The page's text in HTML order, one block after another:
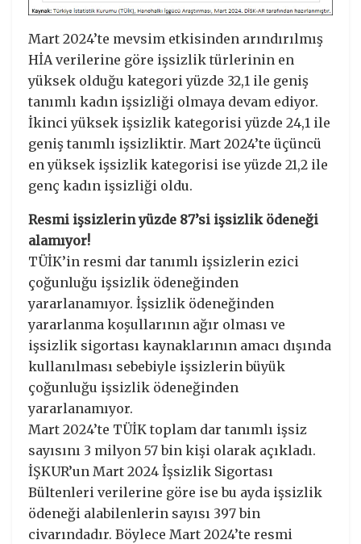
Mart 2024’te mevsim etkisinden arındırılmış
HİA verilerine göre işsizlik türlerinin en
yüksek olduğu kategori yüzde 32,1 ile geniş
tanımlı kadın işsizliği olmaya devam ediyor.
İkinci yüksek işsizlik kategorisi yüzde 24,1 ile
geniş tanımlı işsizliktir. Mart 2024’te üçüncü
en yüksek işsizlik kategorisi ise yüzde 21,2 ile
genç kadın işsizliği oldu.
Resmi işsizlerin yüzde 87’si işsizlik ödeneği
alamıyor!
TÜİK’in resmi dar tanımlı işsizlerin ezici
çoğunluğu işsizlik ödeneğinden
yararlanamıyor. İşsizlik ödeneğinden
yararlanma koşullarının ağır olması ve
işsizlik sigortası kaynaklarının amacı dışında
kullanılması sebebiyle işsizlerin büyük
çoğunluğu işsizlik ödeneğinden
yararlanamıyor.
Mart 2024’te TÜİK toplam dar tanımlı işsiz
sayısını 3 milyon 57 bin kişi olarak açıkladı.
İŞKUR’un Mart 2024 İşsizlik Sigortası
Bültenleri verilerine göre ise bu ayda işsizlik
ödeneği alabilenlerin sayısı 397 bin
civarındadır. Böylece Mart 2024’te resmi